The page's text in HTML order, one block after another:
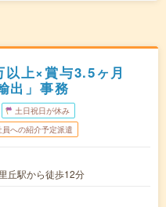
上×賞与3.5ヶ月
出」事務
土日祝日が休み
員への紹介予定派遣
丘駅から徒歩12分